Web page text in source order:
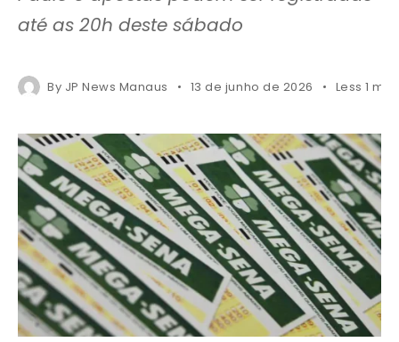
até as 20h deste sábado
By JP News Manaus 13 de junho de 2026 Less 1